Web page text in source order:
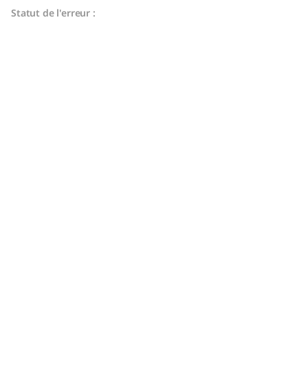
Statut de l'erreur :